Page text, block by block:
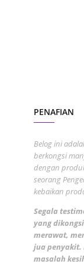
PENAFIAN
Belog ini
berkongsi
dengan
seorang
kebaikan
Segala
yang
merawat,
jua penyakit.
masalah